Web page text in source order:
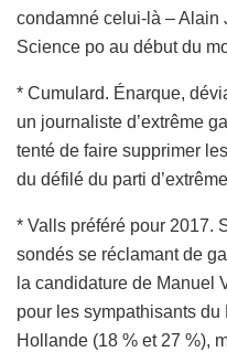
condamné celui-là – Alain
Science po au début du
* Cumulard. Énarque,
un journaliste d’extrême
tenté de faire supprimer
du défilé du parti
* Valls préféré pour 2017.
sondés se réclamant de
la candidature de Manuel
pour les sympathisants
Hollande (18 % et 27 %),